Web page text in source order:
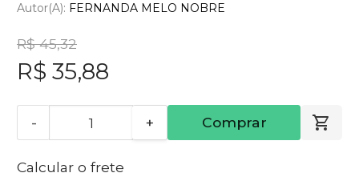
Autor(a): FERNANDA MELO NOBRE
R$ 45,32
R$ 35,88
- + Comprar
Calcular o frete